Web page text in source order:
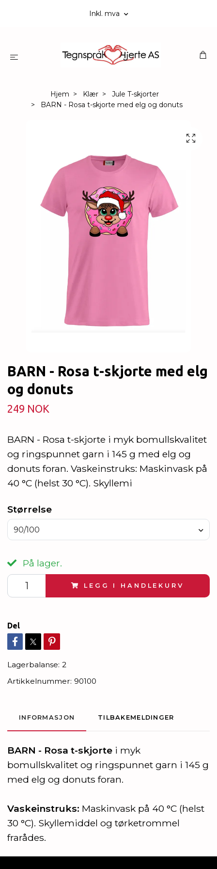
Inkl. mva
Hjem Klær
Jule T-skjorter
BARN - Rosa t-skjorte med elg og donuts
BARN - Rosa t-skjorte med elg
og donuts
249 NOK
BARN - Rosa t-skjorte i myk bomullskvalitet
og ringspunnet garn i 145 g med elg og
donuts foran. Vaskeinstruks: Maskinvask på
40 °C (helst 30 °C). Skyllemi
Størrelse
90/100
På lager.
LEGG I HANDLEKURV
Del
Lagerbalanse: 2
Artikkelnummer: 90100
INFORMASJON TILBAKEMELDINGER
BARN - Rosa t-skjorte i myk
bomullskvalitet og ringspunnet garn i 145 g
med elg og donuts foran.
Vaskeinstruks: Maskinvask på 40 °C (helst
30 °C). Skyllemiddel og tørketrommel
frarådes.